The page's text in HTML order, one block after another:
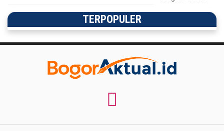
TERPOPULER